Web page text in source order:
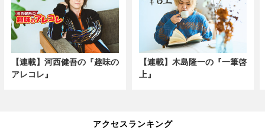
【連載】河西健吾の『趣味の
アレコレ』
【連載】木島隆一の『一筆啓
上』
アクセスランキング